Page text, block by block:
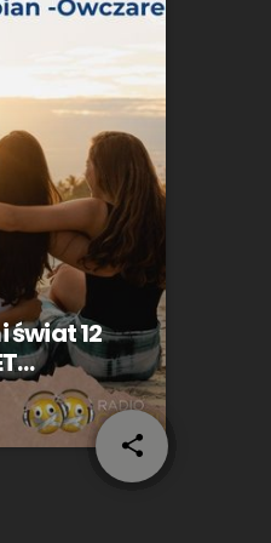
share
email
12